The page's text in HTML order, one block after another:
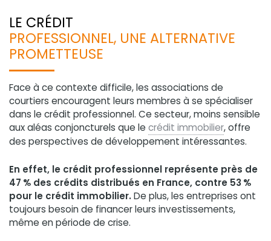
LE CRÉDIT
PROFESSIONNEL, UNE ALTERNATIVE
PROMETTEUSE
Face à ce contexte difficile, les associations de
courtiers encouragent leurs membres à se spécialiser
dans le crédit professionnel. Ce secteur, moins sensible
aux aléas conjoncturels que le crédit immobilier, offre
des perspectives de développement intéressantes.
En effet, le crédit professionnel représente près de
47 % des crédits distribués en France, contre 53 %
pour le crédit immobilier.De plus, les entreprises ont
toujours besoin de financer leurs investissements,
même en période de crise.